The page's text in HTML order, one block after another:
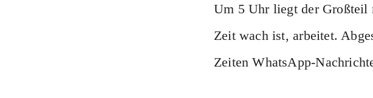
Um 5 Uhr liegt der Großteil
Zeit wach ist, arbeitet.
Zeiten WhatsApp-